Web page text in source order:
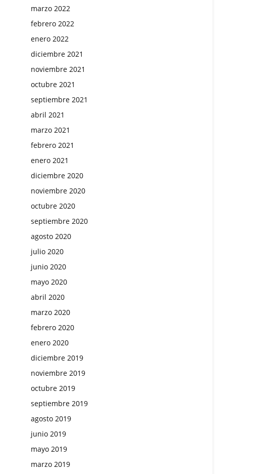
marzo 2022
febrero 2022
enero 2022
diciembre 2021
noviembre 2021
octubre 2021
septiembre 2021
abril 2021
marzo 2021
febrero 2021
enero 2021
diciembre 2020
noviembre 2020
octubre 2020
septiembre 2020
agosto 2020
julio 2020
junio 2020
mayo 2020
abril 2020
marzo 2020
febrero 2020
enero 2020
diciembre 2019
noviembre 2019
octubre 2019
septiembre 2019
agosto 2019
junio 2019
mayo 2019
marzo 2019